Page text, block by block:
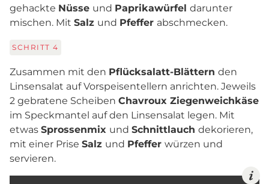
gehackte Nüsse und Paprikawürfel darunter
mischen. Mit Salz und Pfeffer abschmecken.
SCHRITT 4
Zusammen mit den Pflücksalatt-Blättern den
Linsensalat auf Vorspeisentellern anrichten. Jeweils
2 gebratene Scheiben Chavroux Ziegenweichkäse
im Speckmantel auf den Linsensalat legen. Mit
etwas Sprossenmix und Schnittlauch dekorieren,
mit einer Prise Salz und Pfeffer würzen und
servieren.